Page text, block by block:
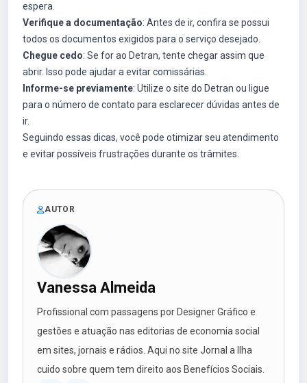
espera.
Verifique a documentação: Antes de ir, confira se possui
todos os documentos exigidos para o serviço desejado.
Chegue cedo: Se for ao Detran, tente chegar assim que
abrir. Isso pode ajudar a evitar comissárias.
Informe-se previamente: Utilize o site do Detran ou ligue
para o número de contato para esclarecer dúvidas antes de
ir.
Seguindo essas dicas, você pode otimizar seu atendimento
e evitar possíveis frustrações durante os trâmites.
AUTOR
Vanessa Almeida
Profissional com passagens por Designer Gráfico e
gestões e atuação nas editorias de economia social
em sites, jornais e rádios. Aqui no site Jornal a Ilha
cuido sobre quem tem direito aos Benefícios Sociais.